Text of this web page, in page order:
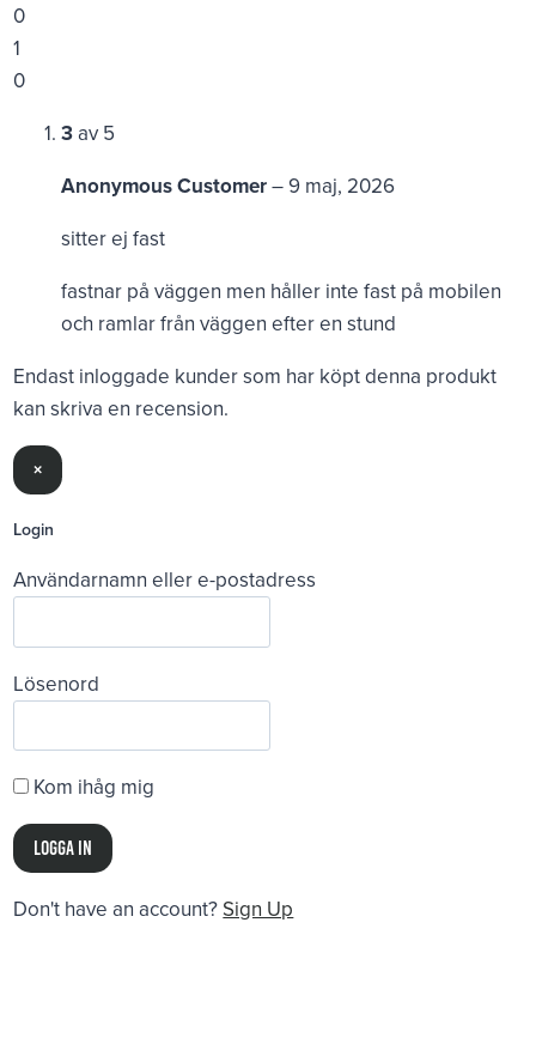
0
1
0
3 av 5
Anonymous Customer–9 maj, 2026
sitter ej fast
fastnar på väggen men håller inte fast på mobilen
och ramlar från väggen efter en stund
Endast inloggade kunder som har köpt denna produkt
kan skriva en recension.
×
Login
Användarnamn eller e-postadress
Lösenord
Kom ihåg mig
Don't have an account? Sign Up